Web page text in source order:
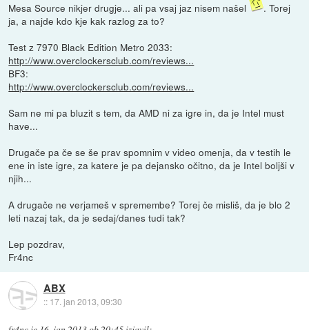
Mesa Source nikjer drugje... ali pa vsaj jaz nisem našel
. Torej
ja, a najde kdo kje kak razlog za to?
Test z 7970 Black Edition Metro 2033:
http://www.overclockersclub.com/reviews...
BF3:
http://www.overclockersclub.com/reviews...
Sam ne mi pa bluzit s tem, da AMD ni za igre in, da je Intel must
have...
Drugače pa če se še prav spomnim v video omenja, da v testih le
ene in iste igre, za katere je pa dejansko očitno, da je Intel boljši v
njih...
A drugače ne verjameš v spremembe? Torej če misliš, da je blo 2
leti nazaj tak, da je sedaj/danes tudi tak?
Lep pozdrav,
Fr4nc
ABX
:: 17. jan 2013, 09:30